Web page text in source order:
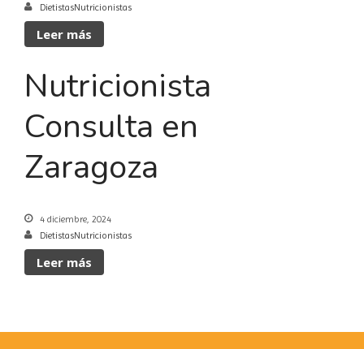
DietistasNutricionistas
Leer más
Nutricionista
Consulta en
Zaragoza
4 diciembre, 2024
DietistasNutricionistas
Leer más